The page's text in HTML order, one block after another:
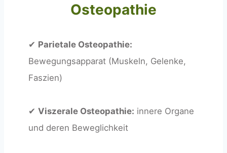
Osteopathie
✔ Parietale Osteopathie:
Bewegungsapparat (Muskeln, Gelenke,
Faszien)
✔ Viszerale Osteopathie: innere Organe
und deren Beweglichkeit